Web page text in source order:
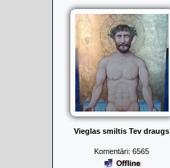
Vieglas smiltis Tev draugs
Komentāri: 6565